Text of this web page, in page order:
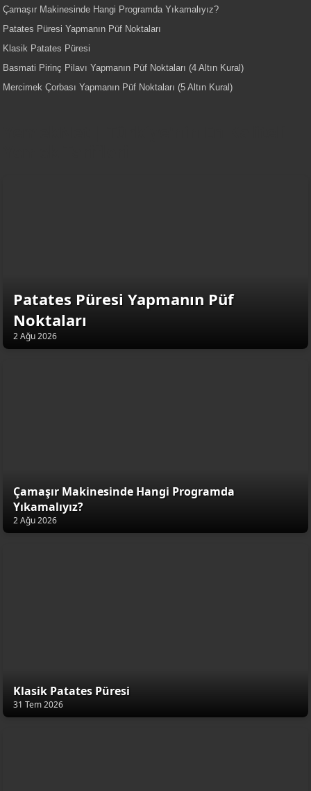
Çamaşır Makinesinde Hangi Programda Yıkamalıyız?
Patates Püresi Yapmanın Püf Noktaları
Klasik Patates Püresi
Basmati Pirinç Pilavı Yapmanın Püf Noktaları (4 Altın Kural)
Mercimek Çorbası Yapmanın Püf Noktaları (5 Altın Kural)
Patates Püresi Yapmanın Püf
Noktaları
2 Ağu 2026
Çamaşır Makinesinde Hangi Programda
Yıkamalıyız?
2 Ağu 2026
Klasik Patates Püresi
31 Tem 2026